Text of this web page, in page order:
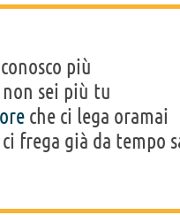
più
non sei più tu
che ci lega oramai
ci frega già da tempo